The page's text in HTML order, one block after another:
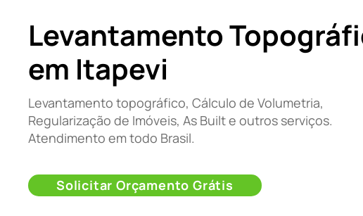
Levantamento
em Itapevi
Levantamento topográfico, Cálculo de Volumetria,
Regularização de Imóveis, As Built e outros serviços.
Atendimento em todo Brasil.
Solicitar Orçamento Grátis